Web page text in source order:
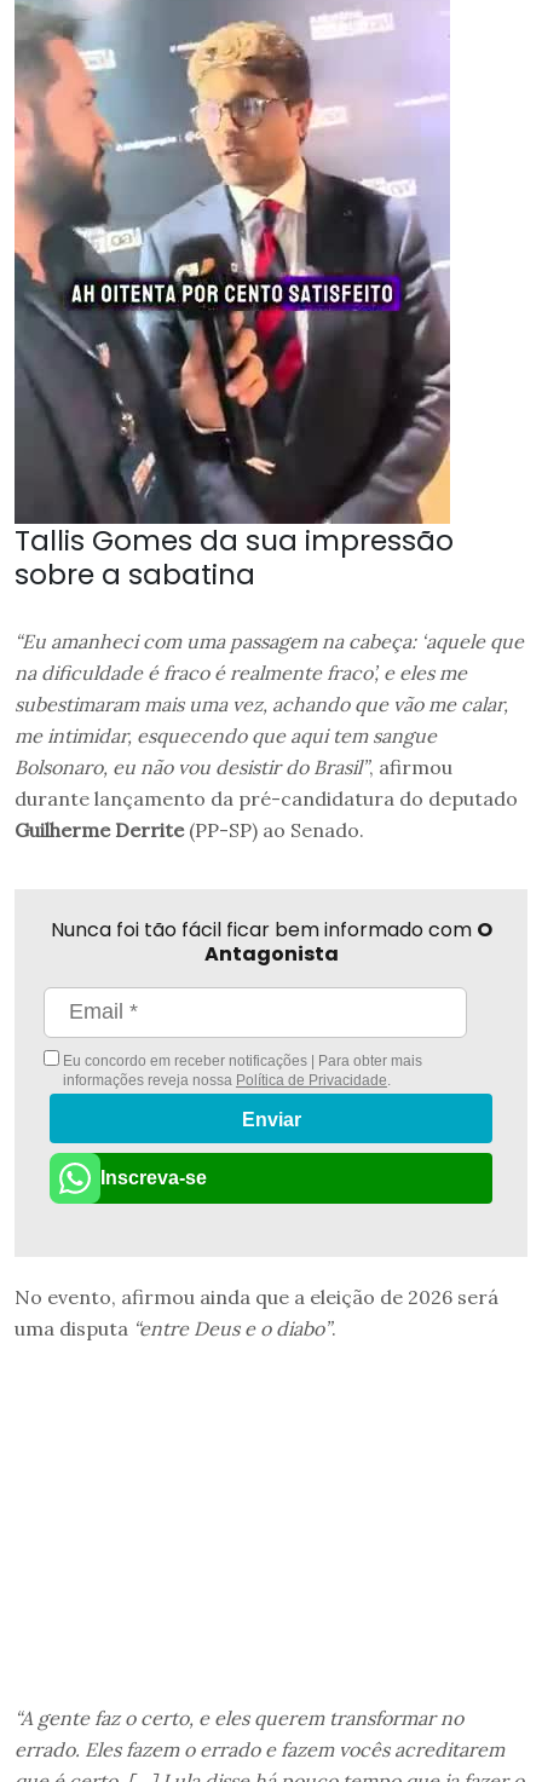
Tallis Gomes da sua impressão
sobre a sabatina
“Eu amanheci com uma passagem na cabeça: ‘aquele que
na dificuldade é fraco é realmente fraco’, e eles me
subestimaram mais uma vez, achando que vão me calar,
me intimidar, esquecendo que aqui tem sangue
Bolsonaro, eu não vou desistir do Brasil”, afirmou
durante lançamento da pré-candidatura do deputado
Guilherme Derrite(PP-SP) ao Senado.
Nunca foi tão fácil ficar bem informado com O
Antagonista
Eu concordo em receber notificações | Para obter mais
informações reveja nossa Política de Privacidade.
Enviar
Inscreva-se
No evento, afirmou ainda que a eleição de 2026 será
uma disputa “entre Deus e o diabo”.
“A gente faz o certo, e eles querem transformar no
errado. Eles fazem o errado e fazem vocês acreditarem